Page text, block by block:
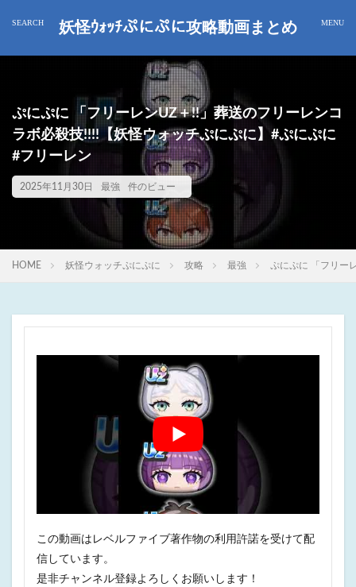
妖怪ｳｫｯﾁぷにぷに攻略動画まとめ
ぷにぷに 「フリーレンUZ＋!!」葬送のフリーレンコ
ラボ必殺技!!!!【妖怪ウォッチぷにぷに】#ぷにぷに
#フリーレン
2025年11月30日 最強 件のビュー
HOME 妖怪ウォッチぷにぷに 攻略 最強 ぷにぷに 「フリー
この動画はレベルファイブ著作物の利用許諾を受けて配
信しています。
是非チャンネル登録よろしくお願いします！